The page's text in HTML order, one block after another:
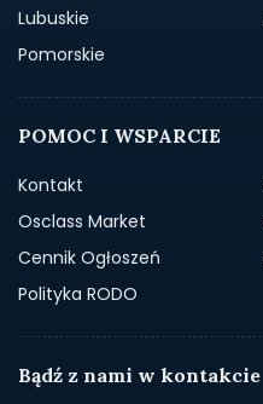
Lubuskie
Pomorskie
POMOC I WSPARCIE
Kontakt
Osclass Market
Cennik Ogłoszeń
Polityka RODO
Bądź z nami w kontakcie